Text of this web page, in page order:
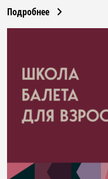
Подробнее